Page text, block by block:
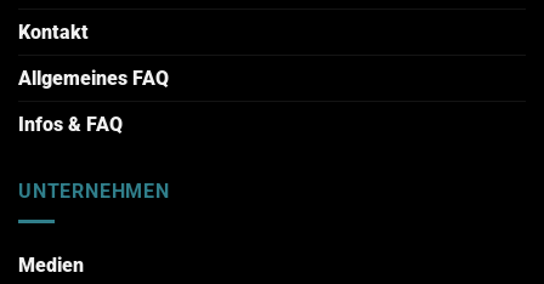
Kontakt
Allgemeines FAQ
Infos & FAQ
UNTERNEHMEN
Medien